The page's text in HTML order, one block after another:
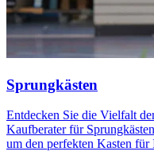
Sprungkästen
Entdecken Sie die Vielfalt
Kaufberater für
um den perfekten Kasten